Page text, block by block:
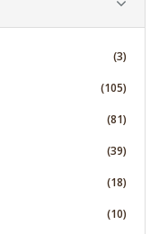
(3)
(105)
(81)
(39)
(18)
(10)